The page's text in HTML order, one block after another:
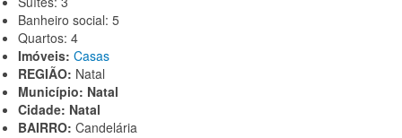
Banheiro social: 5
Quartos: 4
Imóveis: Casas
REGIÃO: Natal
Município: Natal
Cidade: Natal
BAIRRO: Candelária